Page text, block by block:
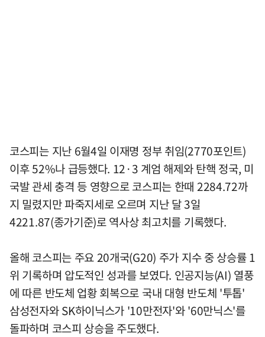
코스피는 지난 6월4일 이재명 정부 취임(2770포인트)
이후 52%나 급등했다. 12·3 계엄 해제와 탄핵 정국, 미
국발 관세 충격 등 영향으로 코스피는 한때 2284.72까
지 밀렸지만 파죽지세로 오르며 지난 달 3일
4221.87(종가기준)로 역사상 최고치를 기록했다.
올해 코스피는 주요 20개국(G20) 주가 지수 중 상승률 1
위 기록하며 압도적인 성과를 보였다. 인공지능(AI) 열풍
에 따른 반도체 업황 회복으로 국내 대형 반도체 '투톱'
삼성전자와 SK하이닉스가 '10만전자'와 '60만닉스'를
돌파하며 코스피 상승을 주도했다.